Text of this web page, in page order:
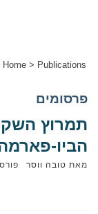
Home > Publications
פרסומים
תמרוץ
הביו-
מאת טובה ווסר